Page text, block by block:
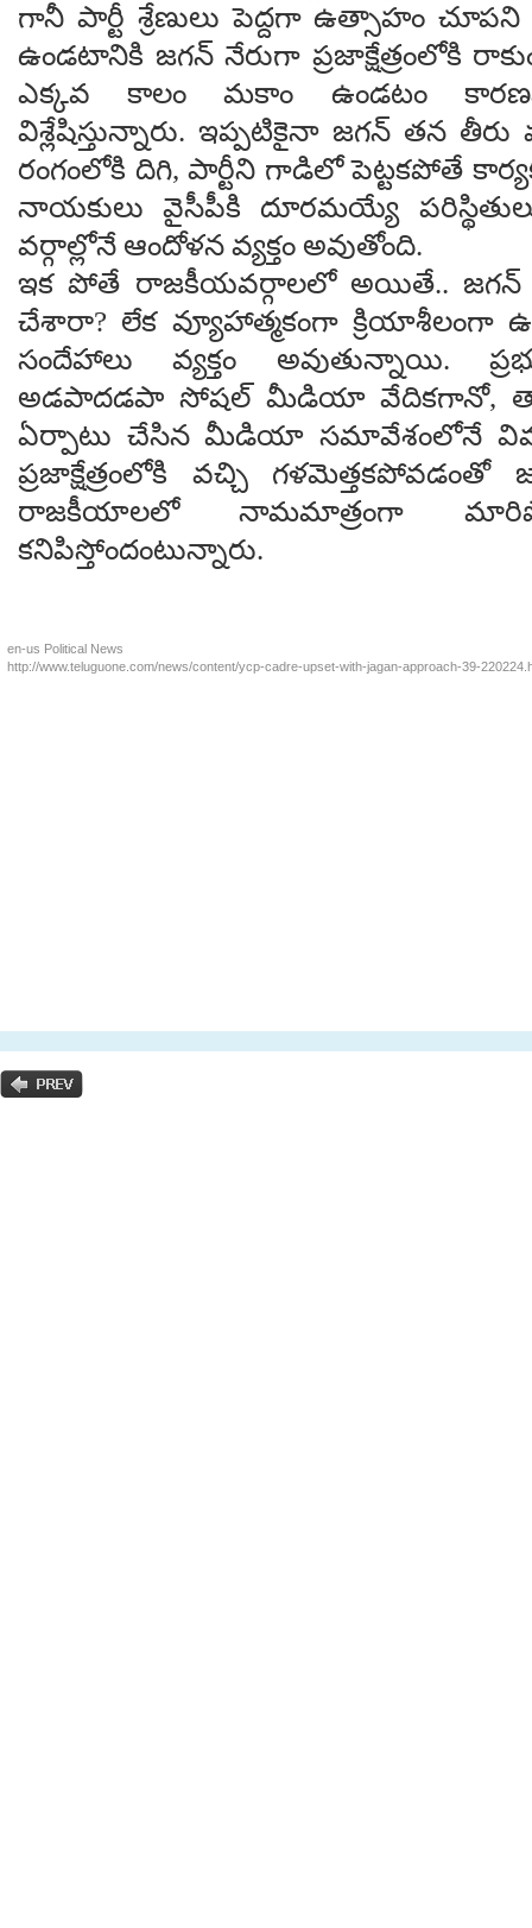
గానీ పార్టీ శ్రేణులు పెద్దగా ఉత్సాహం చూపని
ఉండటానికి జగన్ నేరుగా ప్రజాక్షేత్రంలోకి
ఎక్కవ కాలం మకాం ఉండటం
విశ్లేషిస్తున్నారు. ఇప్పటికైనా జగన్ తన
రంగంలోకి దిగి, పార్టీని గాడిలో పెట్టకపోతే
నాయకులు వైసీపీకి దూరమయ్యే
వర్గాల్లోనే ఆందోళన వ్యక్తం అవుతోంది.
ఇక పోతే రాజకీయవర్గాలలో అయితే..
చేశారా? లేక వ్యూహాత్మకంగా క్రియాశీలంగా
సందేహాలు వ్యక్తం అవుతున్నాయి.
అడపాదడపా సోషల్ మీడియా వేదికగానో,
ఏర్పాటు చేసిన మీడియా సమావేశంలోనే
ప్రజాక్షేత్రంలోకి వచ్చి గళమెత్తకపోవడంతో
రాజకీయాలలో నామమాత్రంగా
కనిపిస్తోందంటున్నారు.
en-us Political News
http://www.teluguone.com/news/content/ycp-cadre-upset-with-jagan-approach-39-